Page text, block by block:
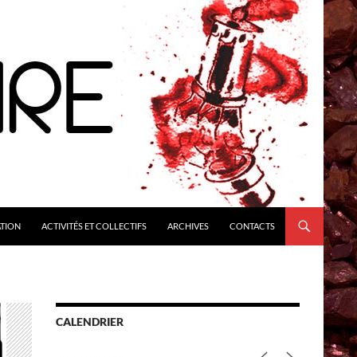
ACTIVITÉS ET COLLECTIFS ARCHIVES CONTACTS
CALENDRIER